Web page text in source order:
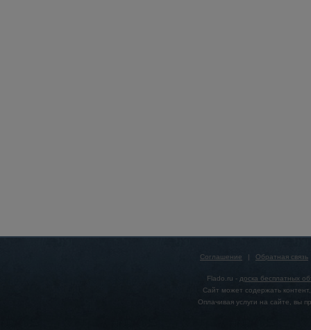
Соглашение | Обратная связь
Flado.ru - доска бесплатных
Сайт может содержать
Оплачивая услуги на сайте, вы